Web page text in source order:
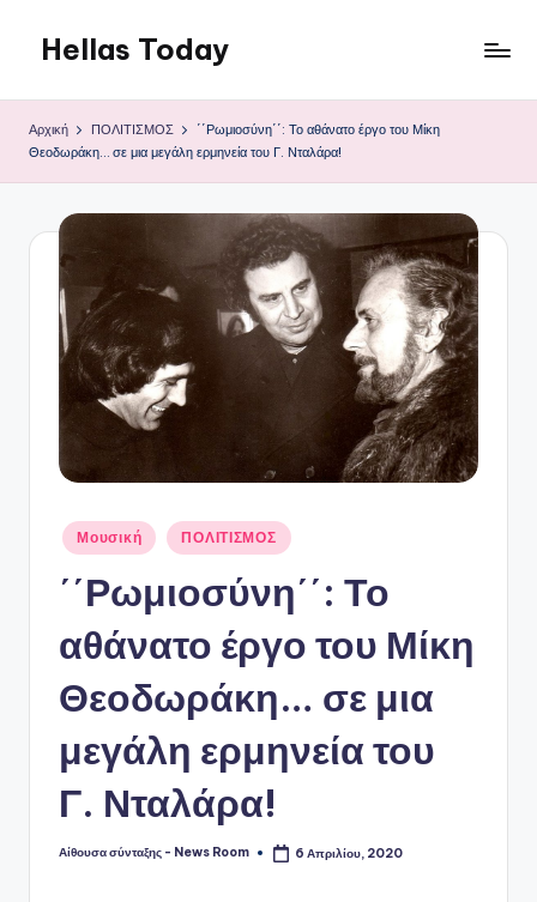
Μετάβαση
περιεχόμενο
Hellas Today
Αρχική ΠΟΛΙΤΙΣΜΟΣ
΄΄Ρωμιοσύνη΄΄: Το αθάνατο έργο του Μίκη
Θεοδωράκη… σε μια μεγάλη ερμηνεία του Γ. Νταλάρα!
Αναρτήθηκε
σε
Μουσική ΠΟΛΙΤΙΣΜΟΣ
΄΄Ρωμιοσύνη΄΄: Το
αθάνατο έργο του Μίκη
Θεοδωράκη… σε μια
μεγάλη ερμηνεία του
Γ. Νταλάρα!
Συγγραφέας:
Αίθουσα σύνταξης - News Room 6 Απριλίου, 2020